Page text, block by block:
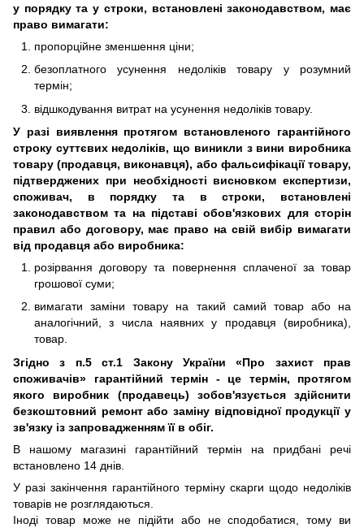
у порядку та у строки, встановлені законодавством, має
право вимагати:
пропорційне зменшення ціни;
безоплатного усунення недоліків товару у розумний
термін;
відшкодування витрат на усунення недоліків товару.
У разі виявлення протягом встановленого гарантійного
строку суттєвих недоліків, що виникли з вини виробника
товару (продавця, виконавця), або фальсифікації товару,
підтверджених при необхідності висновком експертизи,
споживач, в порядку та в строки, встановлені
законодавством та на підставі обов'язкових для сторін
правил або договору, має право на свій вибір вимагати
від продавця або виробника:
розірвання договору та повернення сплаченої за товар
грошової суми;
вимагати заміни товару на такий самий товар або на
аналогічний, з числа наявних у продавця (виробника),
товар.
Згідно з п.5 ст.1 Закону України «Про захист прав
споживачів» гарантійний термін - це термін, протягом
якого виробник (продавець) зобов'язується здійснити
безкоштовний ремонт або заміну відповідної продукції у
зв'язку із запровадженням її в обіг.
В нашому магазині гарантійний термін на придбані речі
встановлено 14 днів.
У разі закінчення гарантійного терміну скарги щодо недоліків
товарів не розглядаються.
Іноді товар може не підійти або не сподобатися, тому ви